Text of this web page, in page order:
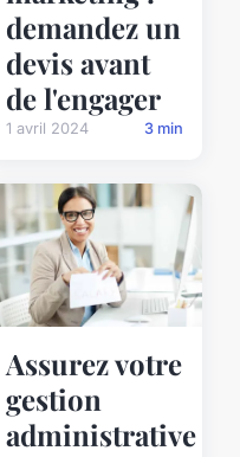
demandez un
devis avant
de l'engager
1 avril 2024 3 min
Assurez votre
gestion
administrative